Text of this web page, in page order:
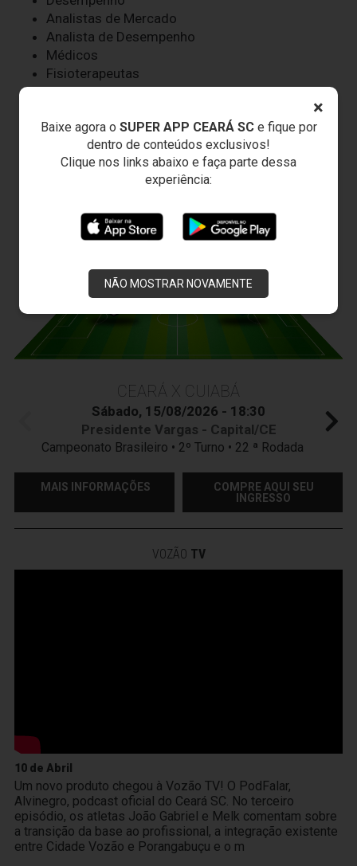
×
Baixe agora o SUPER APP CEARÁ SCe fique por
dentro de conteúdos exclusivos!
Clique nos links abaixo e faça parte dessa
experiência:
NÃO MOSTRAR NOVAMENTE
Analistas de Mercado
Analista de Desempenho
Médicos
Fisioterapeutas
Fisiologista
Psicóloga
Dentista
Roupeiros
JOGOS DOVOZÃO
CEARÁ X CUIABÁ
Sábado, 15/08/2026 - 18:30
Presidente Vargas - Capital/CE
Campeonato Brasileiro • 2º Turno • 22 ª Rodada
MAIS INFORMAÇÕES
COMPRE AQUI SEU
INGRESSO
VOZÃO TV
10 de Abril
Um novo produto chegou à Vozão TV! O PodFalar,
Alvinegro, podcast oficial do Ceará SC. No terceiro
episódio, os atletas João Gabriel e Melk comentam sobre
a transição da base ao profissional, a integração existente
entre Cidade Vozão e Porangabuçu e o m